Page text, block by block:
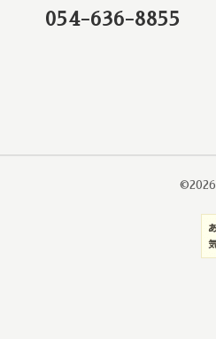
054-636-8855
©2026